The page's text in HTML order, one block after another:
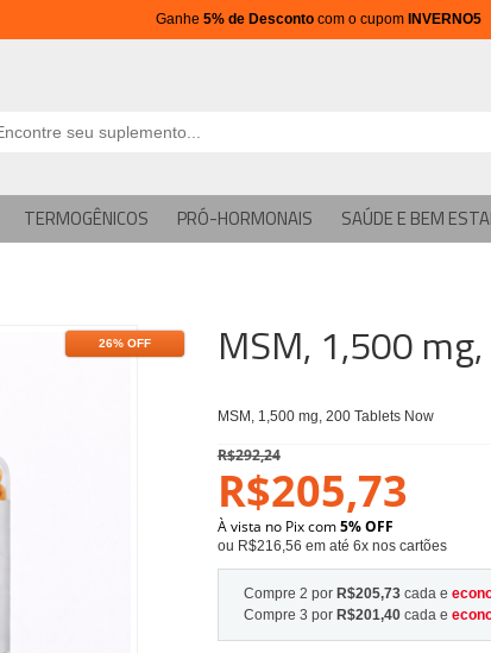
Ganhe 5% de Desconto com o cupom INVERNO5
TERMOGÊNICOS PRÓ-HORMONAIS SAÚDE E BEM
26% OFF MSM, 1,500
MSM, 1,500 mg, 200 Tablets Now
R$292,24
R$205,73
À vista no Pix com5% OFF
ou R$216,56 em até 6x nos cartões
Compre 2 por R$205,73cada e
Compre 3 por R$201,40cada e